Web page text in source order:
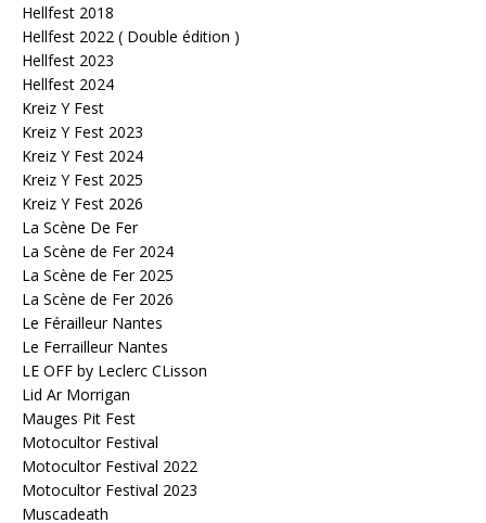
Hellfest 2018
Hellfest 2022 ( Double édition )
Hellfest 2023
Hellfest 2024
Kreiz Y Fest
Kreiz Y Fest 2023
Kreiz Y Fest 2024
Kreiz Y Fest 2025
Kreiz Y Fest 2026
La Scène De Fer
La Scène de Fer 2024
La Scène de Fer 2025
La Scène de Fer 2026
Le Férailleur Nantes
Le Ferrailleur Nantes
LE OFF by Leclerc CLisson
Lid Ar Morrigan
Mauges Pit Fest
Motocultor Festival
Motocultor Festival 2022
Motocultor Festival 2023
Muscadeath